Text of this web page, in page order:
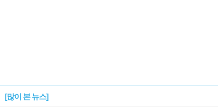
[많이 본 뉴스]